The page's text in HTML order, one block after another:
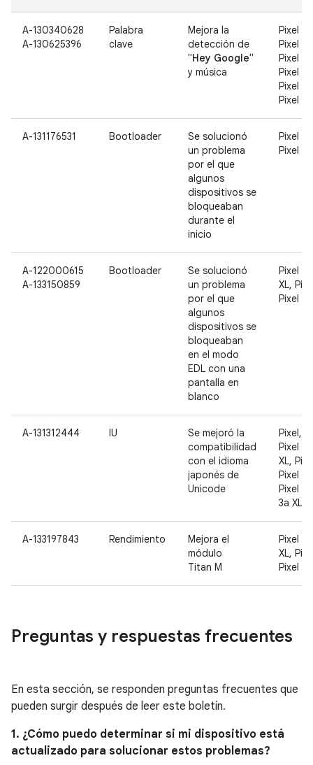
A-130340628
A-130625396
Palabra
clave
Mejora la
detección de
"Hey Google"
y música
Pixel 2,
Pixel 2
Pixel 3,
Pixel 3
Pixel
Pixel
A-131176531 Bootloader
Se solucionó
un problema
por el que
algunos
dispositivos se
bloqueaban
durante el
inicio
Pixel 3
Pixel 3
A-122000615
A-133150859
Bootloader
Se solucionó
un problema
por el que
algunos
dispositivos se
bloqueaban
en el modo
EDL con una
pantalla en
blanco
Pixel 3,
XL,
Pixel
A-131312444 IU
Se mejoró la
compatibilidad
con el idioma
japonés de
Unicode
Pixel,
Pixel 2,
XL,
Pixel 3
Pixel
3a XL
A-133197843 Rendimiento
Mejora el
módulo
Titan M
Pixel 3,
XL,
Pixel
Preguntas y respuestas frecuentes
En esta sección, se responden preguntas frecuentes que
pueden surgir después de leer este boletín.
1. ¿Cómo puedo determinar si mi dispositivo está
actualizado para solucionar estos problemas?